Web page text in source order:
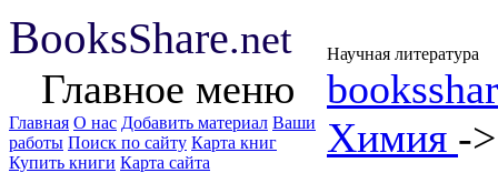
BooksShare.net Научная литература
Главное меню
Главная О нас Добавить материал Ваши
работы Поиск по сайту Карта книг
Купить книги Карта сайта
Химия -